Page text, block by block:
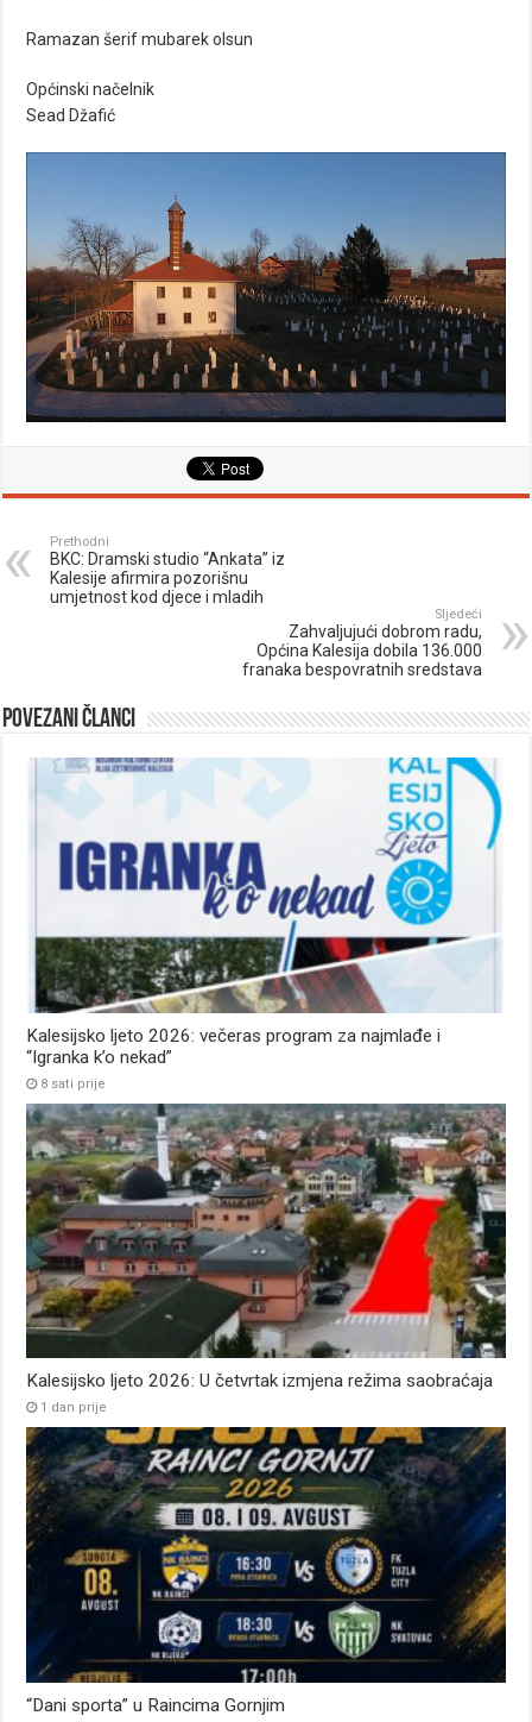
Ramazan šerif mubarek olsun
Općinski načelnik
Sead Džafić
Prethodni
BKC: Dramski studio “Ankata” iz
Kalesije afirmira pozorišnu
umjetnost kod djece i mladih
Sljedeći
Zahvaljujući dobrom radu,
Općina Kalesija dobila 136.000
franaka bespovratnih sredstava
Povezani članci
Kalesijsko ljeto 2026: večeras program za najmlađe i
“Igranka k’o nekad”
8 sati prije
Kalesijsko ljeto 2026: U četvrtak izmjena režima saobraćaja
1 dan prije
“Dani sporta” u Raincima Gornjim